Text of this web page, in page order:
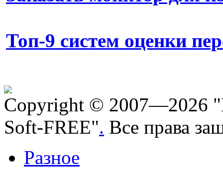
Топ-9 систем оценки
Copyright © 2007—2026
Soft-FREE". Все права
Разное